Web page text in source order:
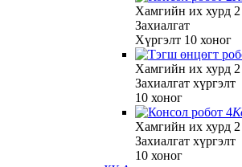
Хамгийн их хурд
Захиалгат
Хүргэлт 10 хоног
Хамгийн их хурд
Захиалгат хүргэлт
10 хоног
Хамгийн их хурд
Захиалгат хүргэлт
10 хоног